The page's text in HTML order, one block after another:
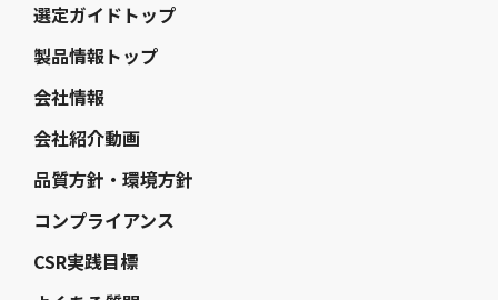
選定ガイドトップ
製品情報トップ
会社情報
会社紹介動画
品質方針・環境方針
コンプライアンス
CSR実践目標